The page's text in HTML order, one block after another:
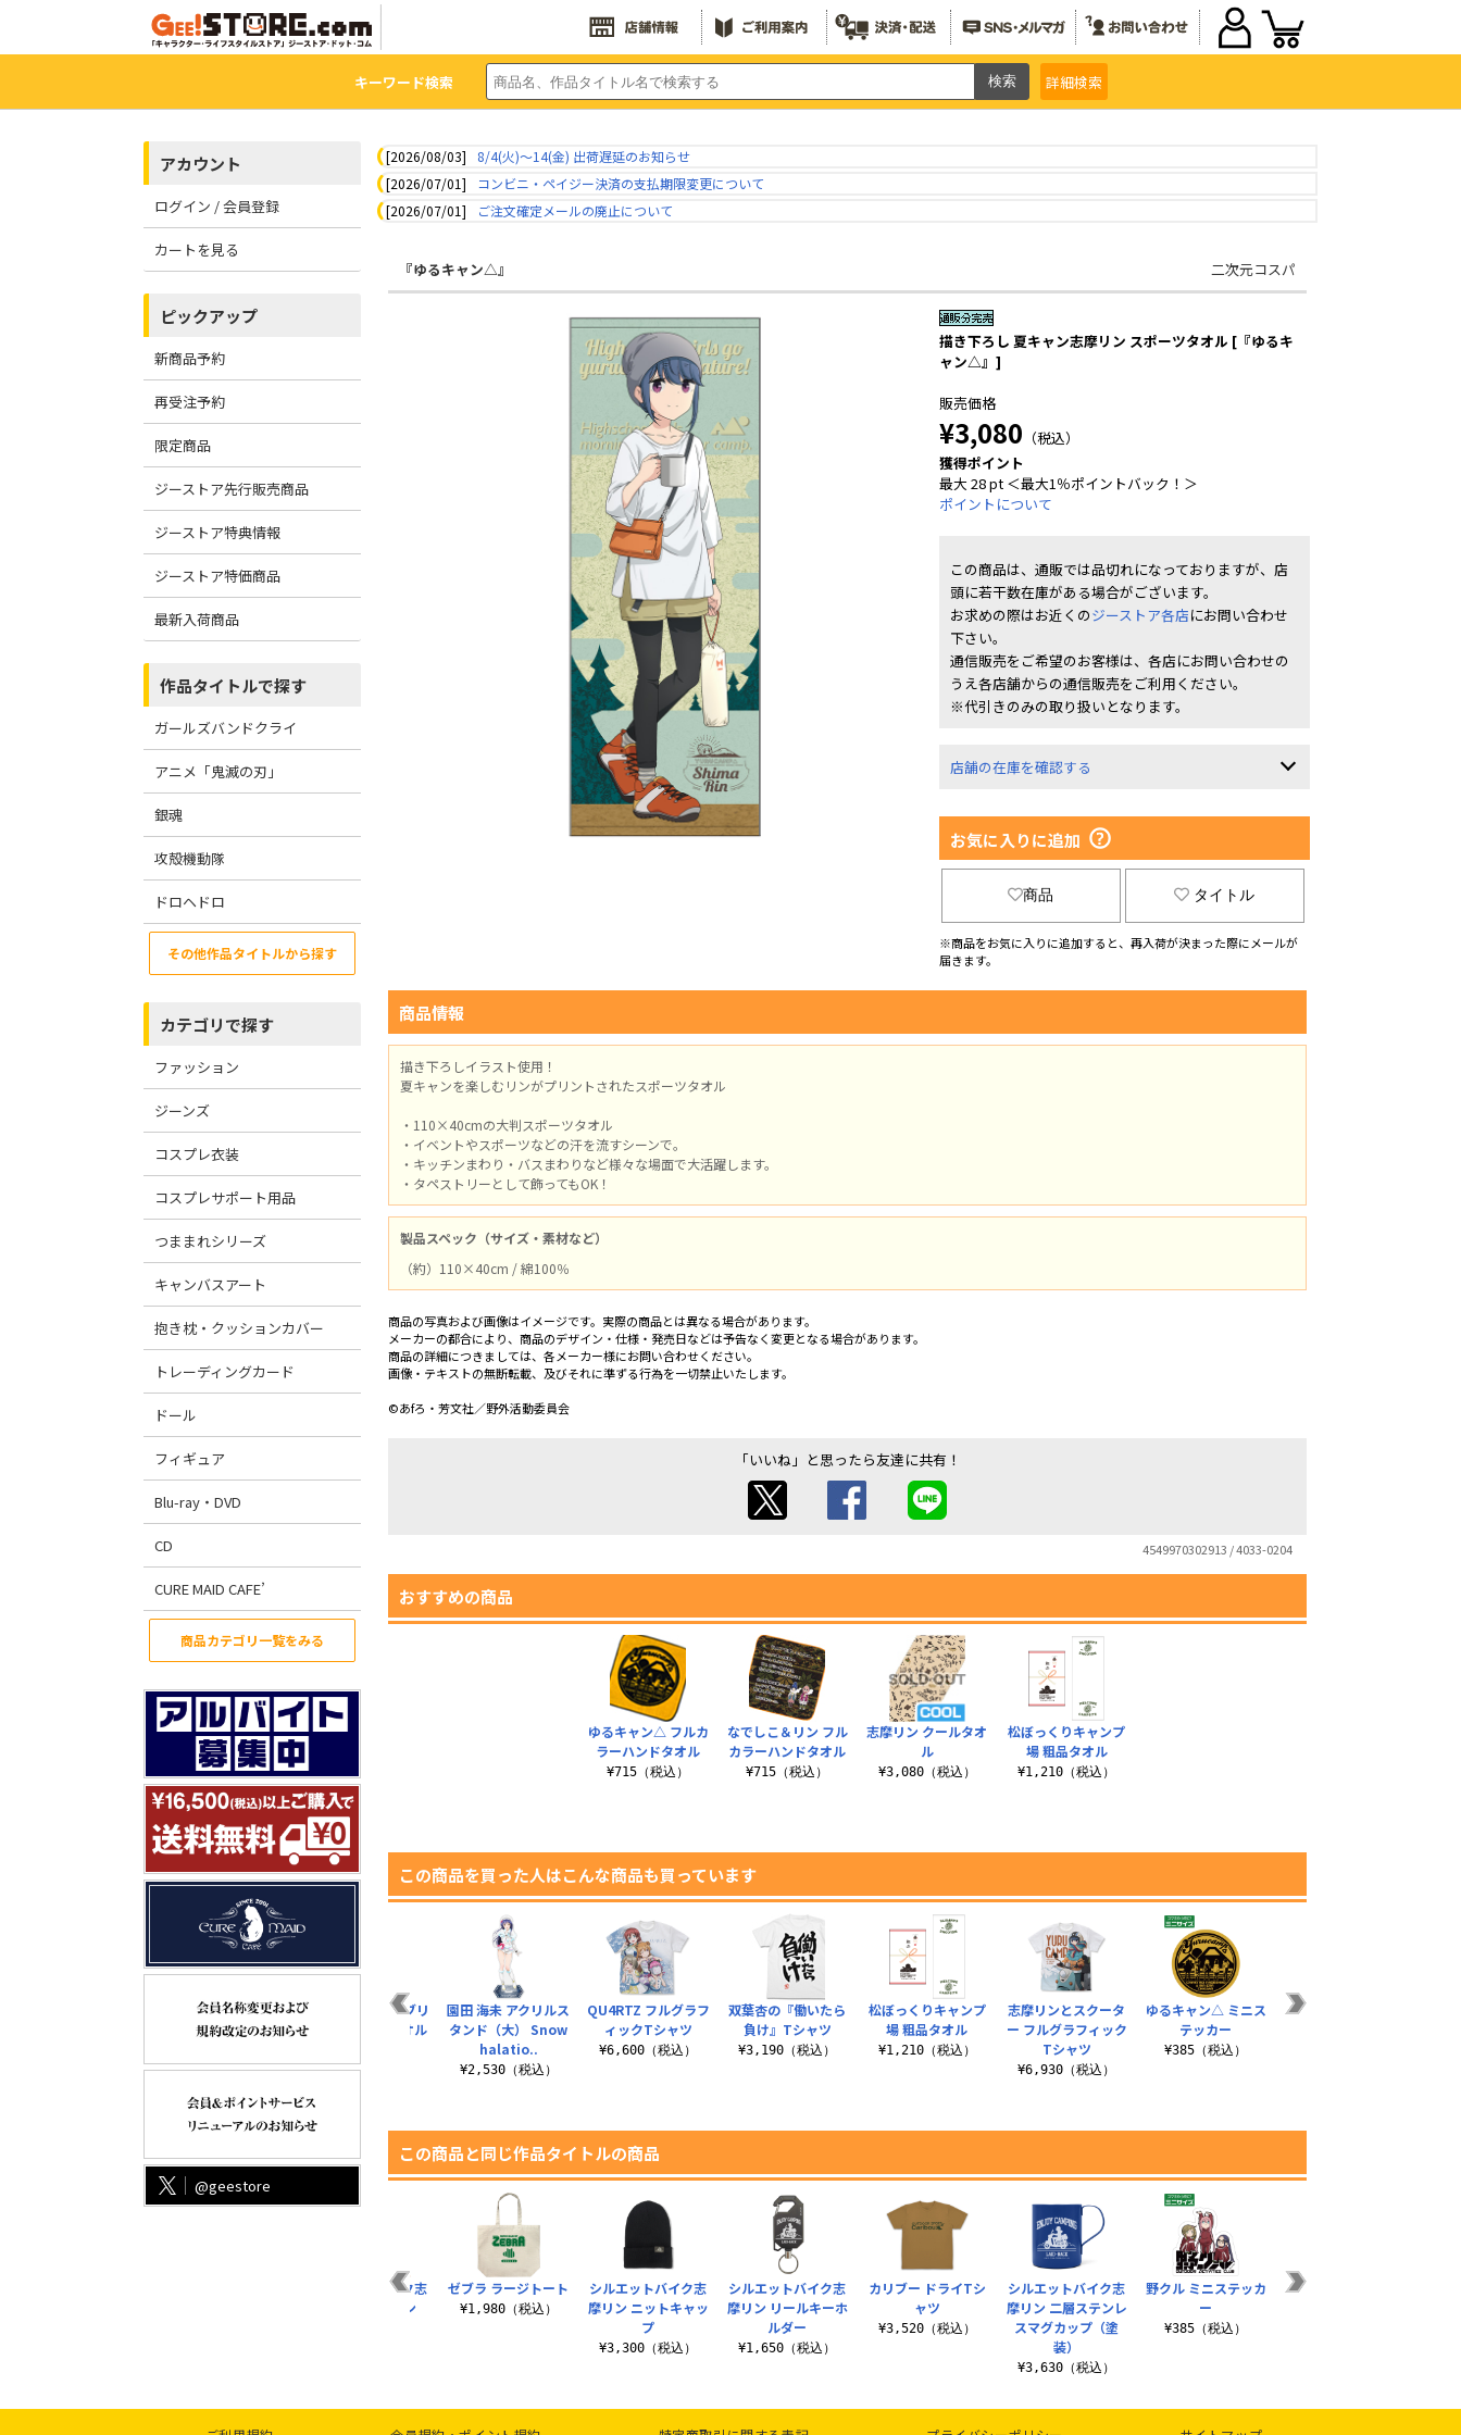
キーワード検索 詳細検索
アカウント
ログイン / 会員登録
カートを見る
ピックアップ
新商品予約
再受注予約
限定商品
ジーストア先行販売商品
ジーストア特典情報
ジーストア特価商品
最新入荷商品
作品タイトルで探す
ガールズバンドクライ
アニメ「鬼滅の刃」
銀魂
攻殻機動隊
ドロヘドロ
その他作品タイトルから探す
カテゴリで探す
ファッション
ジーンズ
コスプレ衣装
コスプレサポート用品
つままれシリーズ
キャンバスアート
抱き枕・クッションカバー
トレーディングカード
ドール
フィギュア
Blu-ray・DVD
CD
CURE MAID CAFE’
商品カテゴリ一覧をみる
@geestore
[2026/08/03]
8/4(火)～14(金) 出荷遅延のお知らせ
[2026/07/01]
コンビニ・ペイジー決済の支払期限変更について
[2026/07/01]
ご注文確定メールの廃止について
『ゆるキャン△』 二次元コスパ
描き下ろし 夏キャン志摩リン スポーツタオル [『ゆるキ
ャン△』]
販売価格
¥3,080 （税込）
獲得ポイント
最大 28 pt ＜最大1％ポイントバック！＞
ポイントについて
この商品は、通販では品切れになっておりますが、店
頭に若干数在庫がある場合がございます。
お求めの際はお近くのジーストア各店にお問い合わせ
下さい。
通信販売をご希望のお客様は、各店にお問い合わせの
うえ各店舗からの通信販売をご利用ください。
※代引きのみの取り扱いとなります。
店舗の在庫を確認する
お気に入りに追加
商品 タイトル
※商品をお気に入りに追加すると、再入荷が決まった際にメールが
届きます。
商品情報
描き下ろしイラスト使用！
夏キャンを楽しむリンがプリントされたスポーツタオル
・110×40cmの大判スポーツタオル
・イベントやスポーツなどの汗を流すシーンで。
・キッチンまわり・バスまわりなど様々な場面で大活躍します。
・タペストリーとして飾ってもOK！
製品スペック（サイズ・素材など）
（約）110×40cm / 綿100％
商品の写真および画像はイメージです。実際の商品とは異なる場合があります。
メーカーの都合により、商品のデザイン・仕様・発売日などは予告なく変更となる場合があります。
商品の詳細につきましては、各メーカー様にお問い合わせください。
画像・テキストの無断転載、及びそれに準ずる行為を一切禁止いたします。
©あfろ・芳文社／野外活動委員会
「いいね」と思ったら友達に共有！
4549970302913 / 4033-0204
おすすめの商品
なでしこ＆リン フル
カラーハンドタオル
¥715（税込）
志摩リン クールタオ
ル
¥3,080（税込）
松ぼっくりキャンプ
場 粗品タオル
¥1,210（税込）
ゆるキャン△ フルカ
ラーハンドタオル
¥715（税込）
この商品を買った人はこんな商品も買っています
双葉杏の『働いたら
負け』Tシャツ
¥3,190（税込）
松ぼっくりキャンプ
場 粗品タオル
¥1,210（税込）
志摩リンとスクータ
ー フルグラフィック
Tシャツ
¥6,930（税込）
ゆるキャン△ ミニス
テッカー
¥385（税込）
志摩リン 21cmごは
黒森峰女学園 フルカ
ラーハンドタオル
秋山優花里 ハイブリ
ッドフェイスタオル
¥3,080（税込）
園田 海未 アクリルス
タンド（大） Snow
halatio..
¥2,530（税込）
QU4RTZ フルグラフ
ィックTシャツ
¥6,600（税込）
この商品と同じ作品タイトルの商品
シルエットバイク志
摩リン リールキーホ
ルダー
¥1,650（税込）
カリブー ドライTシ
ャツ
¥3,520（税込）
シルエットバイク志
摩リン 二層ステンレ
スマグカップ（塗
装）
¥3,630（税込）
野クル ミニステッカ
ー
¥385（税込）
ゆるキャン△ SNSア
シルエットバイク志
摩リン ワッペン
ゼブラ ラージトート
¥1,980（税込）
シルエットバイク志
摩リン ニットキャッ
プ
¥3,300（税込）